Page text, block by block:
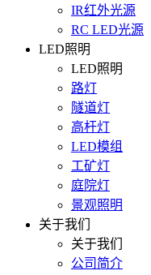
IR红外光源
RC LED光源
LED照明
LED照明
路灯
隧道灯
高杆灯
LED模组
工矿灯
庭院灯
景观照明
关于我们
关于我们
公司简介